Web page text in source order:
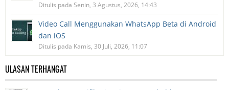
Ditulis pada Senin, 3 Agustus, 2026, 14:43
Video Call Menggunakan WhatsApp Beta di Android
dan iOS
Ditulis pada Kamis, 30 Juli, 2026, 11:07
ULASAN TERHANGAT